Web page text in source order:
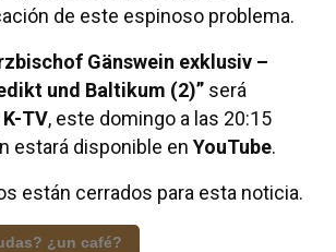
de este espinoso problema.
Gänswein exklusiv –
und Baltikum (2)”será
K-TV, este domingo a las 20:15
estará disponible en YouTube.
están cerrados para esta noticia.
¿un café?